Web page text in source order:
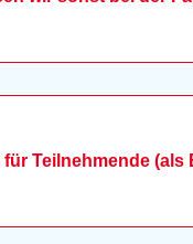
für Teilnehmende (als